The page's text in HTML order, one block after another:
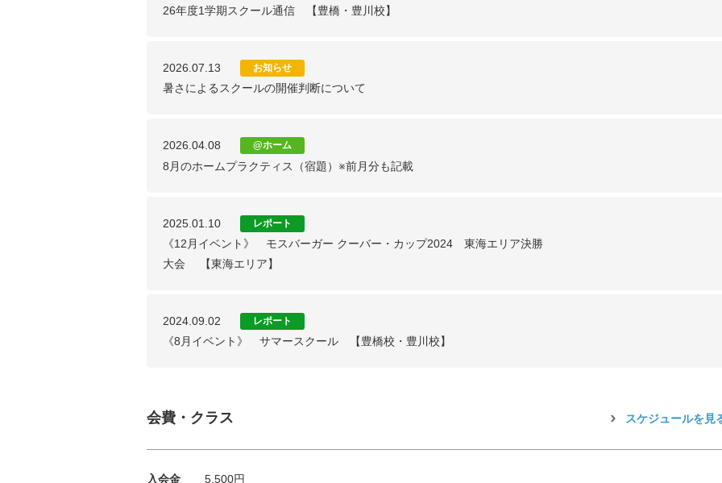
26年度1学期スクール通信 【豊橋・豊川校】
2026.07.13 お知らせ
暑さによるスクールの開催判断について
2026.04.08 @ホーム
8月のホームプラクティス（宿題）※前月分も記載
2025.01.10 レポート
《12月イベント》 モスバーガー クーバー・カップ2024 東海エリア決勝
大会 【東海エリア】
2024.09.02 レポート
《8月イベント》 サマースクール 【豊橋校・豊川校】
会費・クラス スケジュールを見
入会金 5,500円